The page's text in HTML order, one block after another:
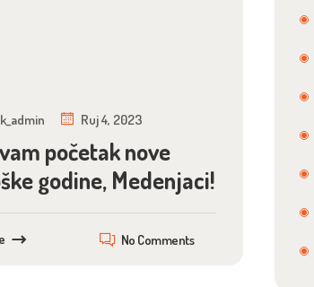
Ruj 4, 2023
početak nove
godine, Medenjaci!
No Comments